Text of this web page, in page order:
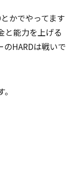
かでやってます
と能力を上げる
HARDは戦いで